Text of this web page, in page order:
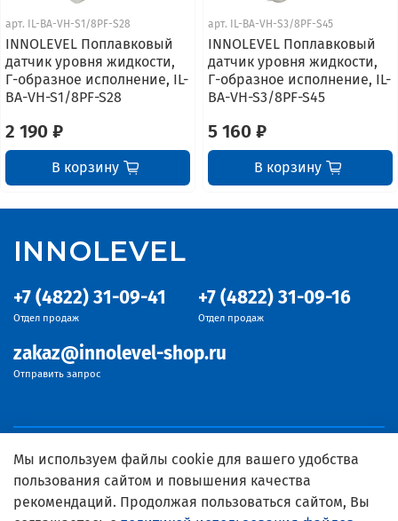
арт. IL-BA-VH-S1/8PF-S28
INNOLEVEL Поплавковый
датчик уровня жидкости,
Г-образное исполнение, IL-
BA-VH-S1/8PF-S28
2 190 ₽
В корзину
арт. IL-BA-VH-S3/8PF-S45
INNOLEVEL Поплавковый
датчик уровня жидкости,
Г-образное исполнение, IL-
BA-VH-S3/8PF-S45
5 160 ₽
В корзину
+7 (4822) 31-09-41
Отдел продаж
+7 (4822) 31-09-16
Отдел продаж
zakaz@innolevel-shop.ru
Отправить запрос
INNOLEVEL
Мы используем файлы cookie для вашего удобства
пользования сайтом и повышения качества
рекомендаций. Продолжая пользоваться сайтом, Вы